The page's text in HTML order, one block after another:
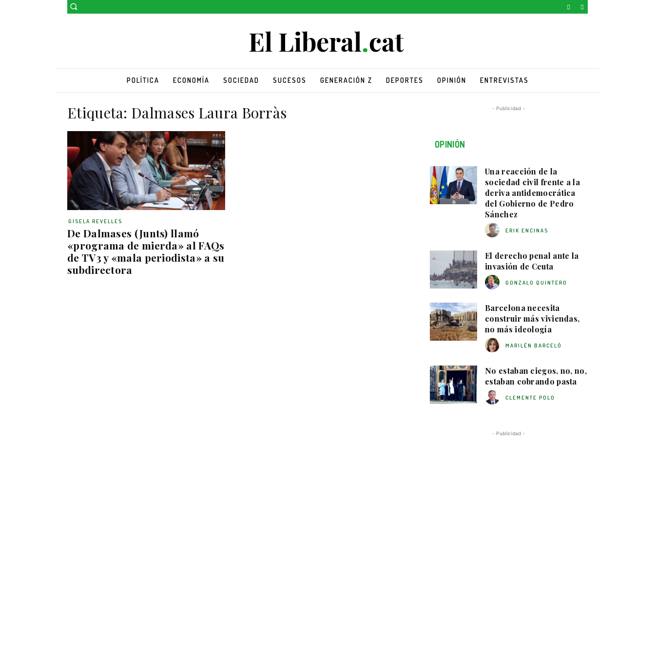
POLÍTICA ECONOMÍA SOCIEDAD SUCESOS GENERACIÓN Z DEPORTES OPINIÓN ENTREVISTAS
Etiqueta: Dalmases Laura Borràs
De Dalmases (Junts) llamó
«programa de mierda» al FAQs
de TV3 y «mala periodista» a su
subdirectora
GISELA REVELLES
- Publicidad -
OPINIÓN
Una reacción de la
sociedad civil frente a la
deriva antidemocrática
del Gobierno de Pedro
Sánchez
ERIK ENCINAS
El derecho penal ante la
invasión de Ceuta
GONZALO QUINTERO
Barcelona necesita
construir más viviendas,
no más ideología
MARILÉN BARCELÓ
No estaban ciegos, no, no,
estaban cobrando pasta
CLEMENTE POLO
- Publicidad -